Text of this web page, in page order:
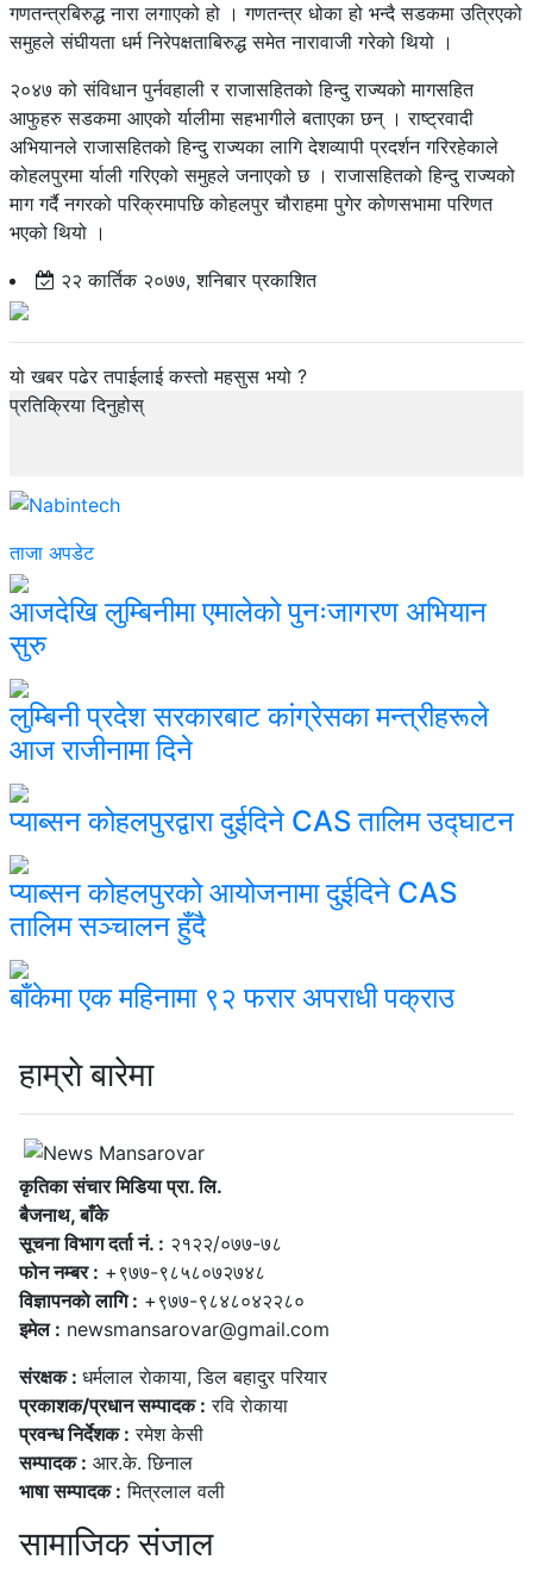
गणतन्त्रबिरुद्ध नारा लगाएको हो । गणतन्त्र धोका हो भन्दै सडकमा उत्रिएको
समुहले संघीयता धर्म निरेपक्षताबिरुद्ध समेत नारावाजी गरेको थियो ।
२०४७ को संविधान पुर्नवहाली र राजासहितको हिन्दु राज्यको मागसहित
आफुहरु सडकमा आएको र्यालीमा सहभागीले बताएका छन् । राष्ट्रवादी
अभियानले राजासहितको हिन्दु राज्यका लागि देशव्यापी प्रदर्शन गरिरहेकाले
कोहलपुरमा र्याली गरिएको समुहले जनाएको छ । राजासहितको हिन्दु राज्यको
माग गर्दै नगरको परिक्रमापछि कोहलपुर चौराहमा पुगेर कोणसभामा परिणत
भएको थियो ।
२२ कार्तिक २०७७, शनिबार प्रकाशित
यो खबर पढेर तपाईलाई कस्तो महसुस भयो ?
प्रतिक्रिया दिनुहोस्
ताजा अपडेट
आजदेखि लुम्बिनीमा एमालेको पुनःजागरण अभियान
सुरु
लुम्बिनी प्रदेश सरकारबाट कांग्रेसका मन्त्रीहरूले
आज राजीनामा दिने
प्याब्सन कोहलपुरद्वारा दुईदिने CAS तालिम उद्घाटन
प्याब्सन कोहलपुरको आयोजनामा दुईदिने CAS
तालिम सञ्चालन हुँदै
बाँकेमा एक महिनामा ९२ फरार अपराधी पक्राउ
हाम्राे बारेमा
कृतिका संचार मिडिया प्रा. लि.
बैजनाथ, बाँके
सूचना विभाग दर्ता नं. : २१२२/०७७-७८
फोन नम्बर : +९७७-९८५८०७२७४८
विज्ञापनकाे लागि : +९७७-९८४८०४२२८०
इमेल : newsmansarovar@gmail.com
संरक्षक : धर्मलाल राेकाया, डिल बहादुर परियार
प्रकाशक/प्रधान सम्पादक : रवि राेकाया
प्रवन्ध निर्देशक : रमेश केसी
सम्पादक : आर.के. छिनाल
भाषा सम्पादक : मित्रलाल वली
सामाजिक संजाल